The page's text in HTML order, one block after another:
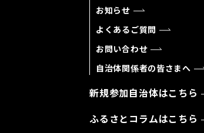
お知らせ
よくあるご質問
お問い合わせ
自治体関係者の皆さまへ
新規参加自治体はこちら
ふるさとコラムはこちら